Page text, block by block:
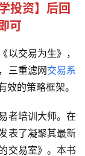
投资】后回
可
以交易为生》，
三重滤网交易系
的策略框架。
者培训大师。在
表了凝聚其最新
交易室》。本书